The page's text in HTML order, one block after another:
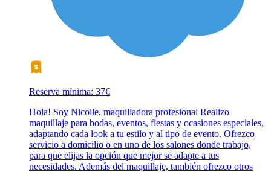
Reserva mínima: 37€
Hola! Soy Nicolle, maquilladora profesional Realizo
maquillaje para bodas, eventos, fiestas y ocasiones especiales,
adaptando cada look a tu estilo y al tipo de evento. Ofrezco
servicio a domicilio o en uno de los salones donde trabajo,
para que elijas la opción que mejor se adapte a tus
necesidades. Además del maquillaje, también ofrezco otros